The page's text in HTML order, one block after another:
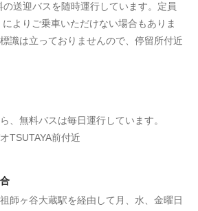
の送迎バスを随時運行しています。定員
よりご乗車いただけない場合もありま
識は立っておりませんので、停留所付近
、無料バスは毎日運行しています。
TSUTAYA前付近
師ヶ谷大蔵駅を経由して月、水、金曜日